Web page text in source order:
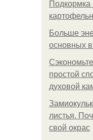
Больше
основных
простой
духовой
листья.
свой окрас